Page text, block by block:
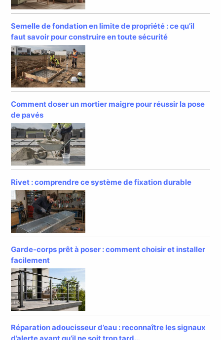
Semelle de fondation en limite de propriété : ce qu’il
faut savoir pour construire en toute sécurité
Comment doser un mortier maigre pour réussir la pose
de pavés
Rivet : comprendre ce système de fixation durable
Garde-corps prêt à poser : comment choisir et installer
facilement
Réparation adoucisseur d’eau : reconnaître les signaux